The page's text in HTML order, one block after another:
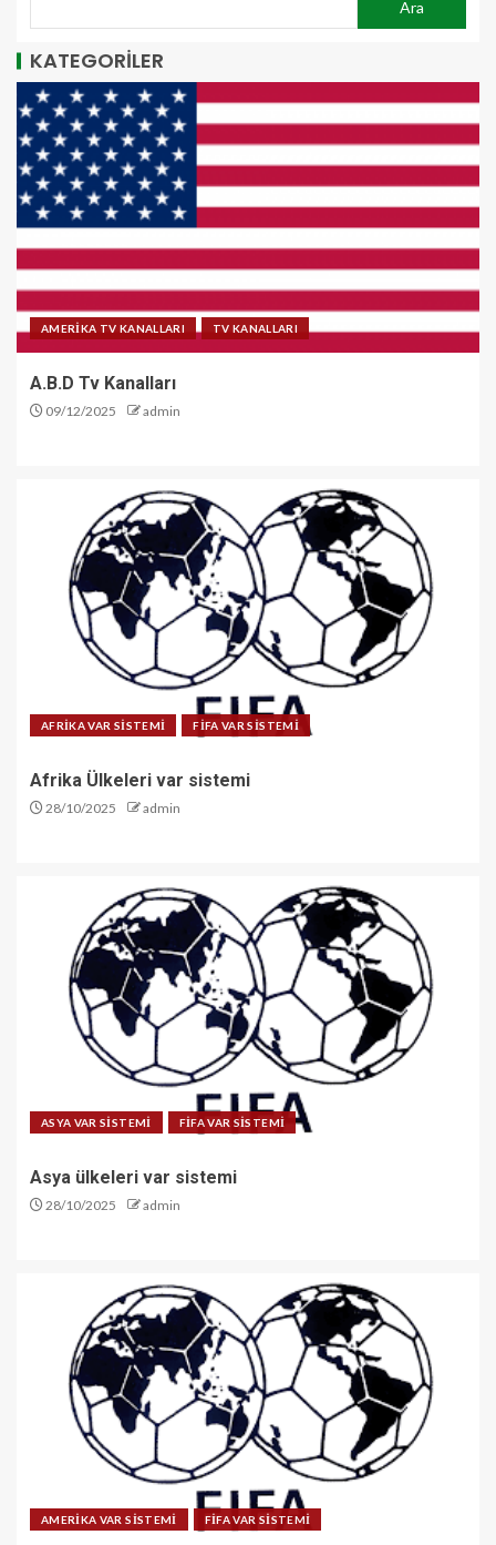
Ara
KATEGORİLER
AMERİKA TV KANALLARI TV KANALLARI
A.B.D Tv Kanalları
09/12/2025 admin
AFRİKA VAR SİSTEMİ FİFA VAR SİSTEMİ
Afrika Ülkeleri var sistemi
28/10/2025 admin
ASYA VAR SİSTEMİ FİFA VAR SİSTEMİ
Asya ülkeleri var sistemi
28/10/2025 admin
AMERİKA VAR SİSTEMİ FİFA VAR SİSTEMİ